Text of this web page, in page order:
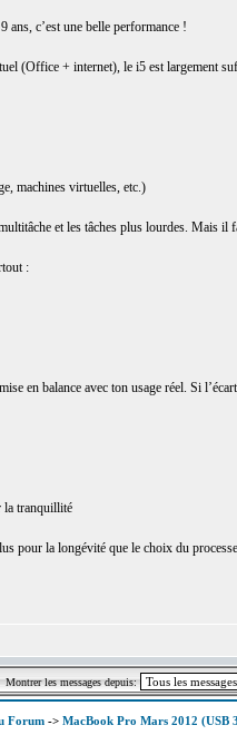
c’est une belle performance !
(Office + internet), le i5 est largement
machines virtuelles, etc.)
et les tâches plus lourdes. Mais
:
en balance avec ton usage réel. Si
la tranquillité
pour la longévité que le choix du
Montrer les messages depuis:
Forum-> MacBook Pro Mars 2012 (USB